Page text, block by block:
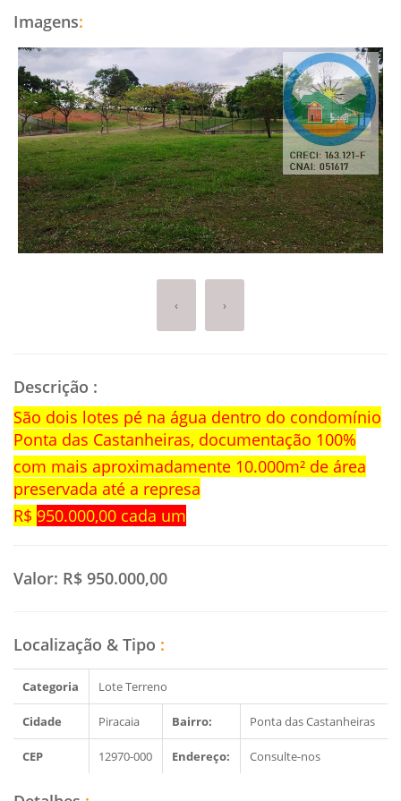
Imagens:
‹ ›
Descrição :
São dois lotes pé na água dentro do condomínio
Ponta das Castanheiras, documentação 100%
com mais aproximadamente 10.000m² de área
preservada até a represa
R$ 950.000,00 cada um
Valor: R$ 950.000,00
Localização & Tipo :
Categoria Lote Terreno
Cidade Piracaia Bairro: Ponta das Castanheiras
CEP 12970-000 Endereço: Consulte-nos